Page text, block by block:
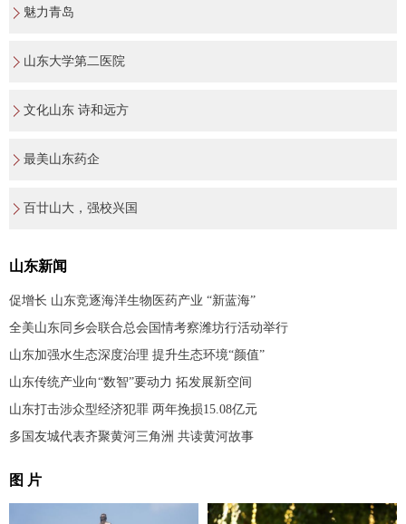
魅力青岛
山东大学第二医院
文化山东 诗和远方
最美山东药企
百廿山大，强校兴国
山东新闻
促增长 山东竞逐海洋生物医药产业 “新蓝海”
全美山东同乡会联合总会国情考察潍坊行活动举行
山东加强水生态深度治理 提升生态环境“颜值”
山东传统产业向“数智”要动力 拓发展新空间
山东打击涉众型经济犯罪 两年挽损15.08亿元
多国友城代表齐聚黄河三角洲 共读黄河故事
图 片